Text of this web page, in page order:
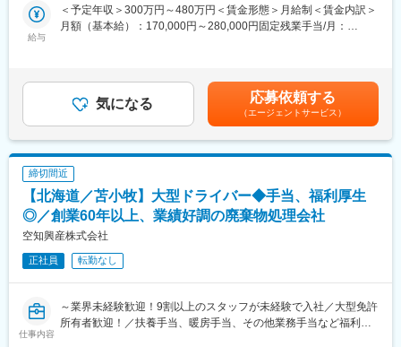
09:30～ 当日分の配送明細作成
10:30～ ドライバー・現場担当者への作業指示（電話で物量や注
13:00～ メール・FAX・明細の再確認、ドライバーからの出発連
絡の対応
15:00～ 翌日分の配送依頼チェック
16:00～ 翌日分の出荷依頼書を作成し、海貨業者へFAXで出荷指
示
18:00 帰社
■当社について
大手ファーマインドのグループ企業である当社は、青果物輸送に
は欠かせない低温輸送の技術およびネットワークを強みに、昨今
のECニーズの高まりによる物流需要の増加を受け、業績を拡大中
変更の範囲：会社の定める業務
■職務内容：
・弊社ガス・灯油供給先の開閉栓
・ガス・灯油等の料金回収
・プロパン・灯油機器の取付
【担当エリア】
・札幌をエリアごとに5つのブロックに分けておりますので移動負
担は少ないです。
・1日3~6件ほどお客様先を回ります・
・社用車で訪問・対応をいただきます。
・弊社の供給先は9割が集合住宅です。
直売（20代～40代）6名・工事2名・事務4名
給与
＜予定年収＞300万円～480万円＜賃金形態＞月給制＜賃金内訳＞
月額（基本給）：170,000円～280,000円固定残業手当/月：
給(前年度実績)：あり(1月あたり：10000円～25000円)・賞与(前
年度実績)：年2回(賞与月数：計3.60ヶ月分)・残業手当補足：固定
残業代制(超過分別途支給)・諸手当その他：成果給(0～20000
円)・モデル年収：2年目 430万円~ 3年目 500万円~賃金はあくま
でも目安の金額であり、選考を通じて上下する可能性がありま
す。月給(月額)は固定手当を含めた表記です。
気になる 応募依頼する
（エージェントサービス）
締切間近
【北海道／苫小牧】大型ドライバー◆手当、福利厚生
◎／創業60年以上、業績好調の廃棄物処理会社
空知興産株式会社
正社員 転勤なし
仕事内容
～業界未経験歓迎！9割以上のスタッフが未経験で入社／大型免許
所有者歓迎！／扶養手当、暖房手当、その他業務手当など福利厚